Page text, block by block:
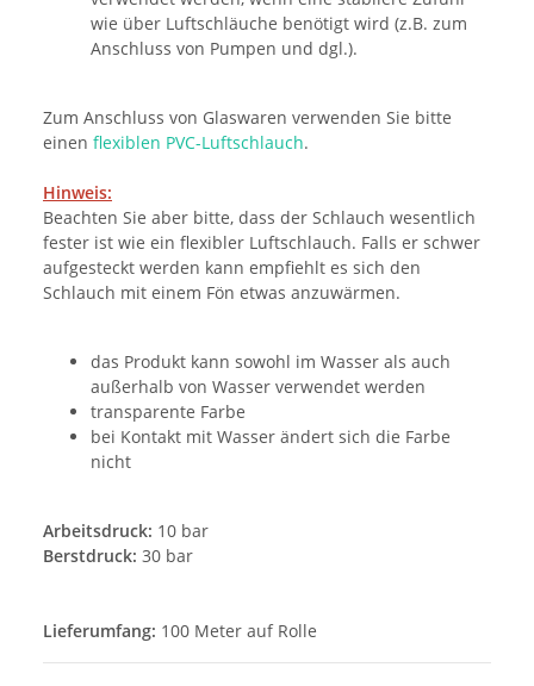
wie über Luftschläuche benötigt wird (z.B. zum
Anschluss von Pumpen und dgl.).
Zum Anschluss von Glaswaren verwenden Sie bitte
einen flexiblen PVC-Luftschlauch.
Hinweis:
Beachten Sie aber bitte, dass der Schlauch wesentlich
fester ist wie ein flexibler Luftschlauch. Falls er schwer
aufgesteckt werden kann empfiehlt es sich den
Schlauch mit einem Fön etwas anzuwärmen.
das Produkt kann sowohl im Wasser als auch
außerhalb von Wasser verwendet werden
transparente Farbe
bei Kontakt mit Wasser ändert sich die Farbe
nicht
Arbeitsdruck: 10 bar
Berstdruck: 30 bar
Lieferumfang: 100 Meter auf Rolle